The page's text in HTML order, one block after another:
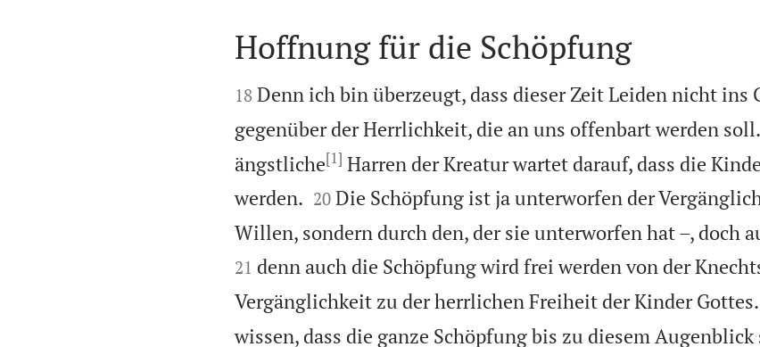

Hoffnung für die Schöpfung

18 Denn ich bin überzeugt, dass dieser Zeit Leiden nicht ins
gegenüber der Herrlichkeit, die an uns offenbart werden soll.
ängstliche[1] Harren der Kreatur wartet darauf, dass die
werden.
20 Die Schöpfung ist ja unterworfen der
Willen, sondern durch den, der sie unterworfen hat –, doch
21 denn auch die Schöpfung wird frei werden von der
Vergänglichkeit zu der herrlichen Freiheit der Kinder Gottes.
wissen, dass die ganze Schöpfung bis zu diesem